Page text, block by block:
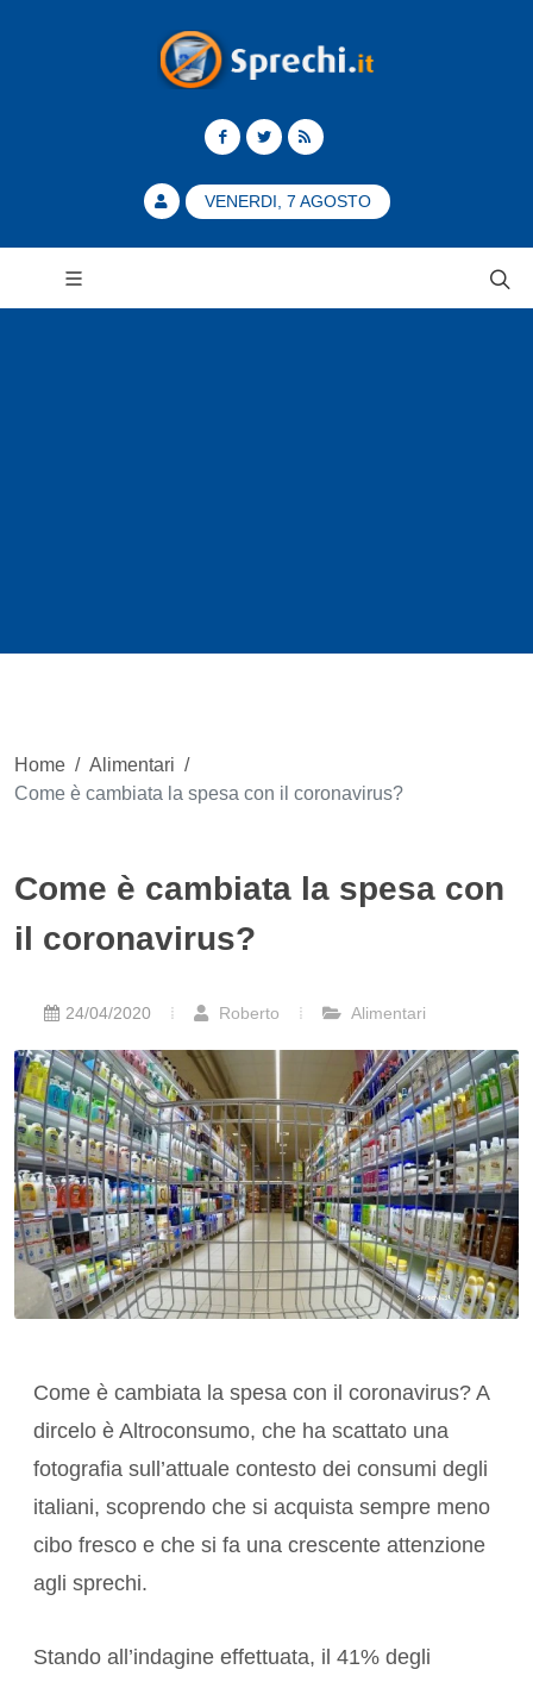
VENERDI, 7 AGOSTO
Home / Alimentari /
Come è cambiata la spesa con il coronavirus?
Come è cambiata la spesa con
il coronavirus?
24/04/2020 Roberto Alimentari
Come è cambiata la spesa con il coronavirus? A
dircelo è Altroconsumo, che ha scattato una
fotografia sull’attuale contesto dei consumi degli
italiani, scoprendo che si acquista sempre meno
cibo fresco e che si fa una crescente attenzione
agli sprechi.
Stando all’indagine effettuata, il 41% degli